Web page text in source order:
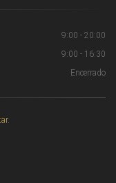
9:00 - 20:00
9:00 - 16:30
Encerrado